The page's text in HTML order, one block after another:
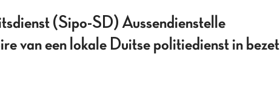
(Sipo-SD) Aussendienstelle
van een lokale Duitse politiedienst in bezet